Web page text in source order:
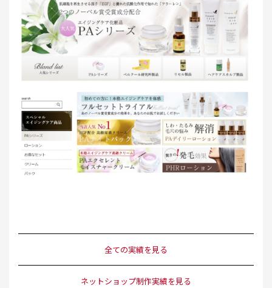
全ての実績を見る
ネットショップ制作実績を見る